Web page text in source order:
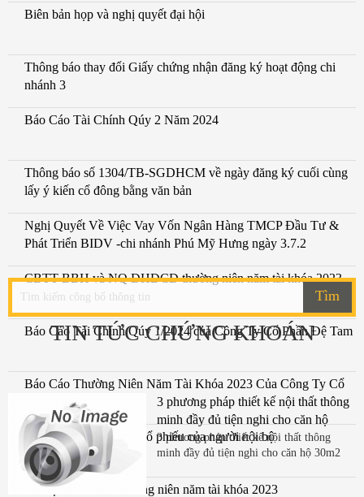
Biên bản họp và nghị quyết đại hội
Thông báo thay đổi Giấy chứng nhận đăng ký hoạt động chi
nhánh 3
Báo Cáo Tài Chính Qúy 2 Năm 2024
Thông báo số 1304/TB-SGDHCM về ngày đăng ký cuối cùng
lấy ý kiến cổ đông bằng văn bản
Nghị Quyết Về Việc Vay Vốn Ngân Hàng TMCP Đầu Tư &
Phát Triển BIDV -chi nhánh Phú Mỹ Hưng ngày 3.7.2
CBTT BBH và NQ ĐHĐCĐ thường niên năm tài khóa 2023
Báo Cáo Tài Chính Qúy 1/2024 của Công Ty Cổ Phần Đệ Tam
Báo Cáo Thường Niên Năm Tài Khóa 2023 Của Công Ty Cổ
Phần Đệ Tam
Báo cáo sau giao dịch cổ phiếu của người nội bộ
Tài liệu ĐHĐCĐ thường niên năm tài khóa 2023
Tìm
TIN TỨC CHỨNG KHOÁN
3 phương pháp thiết kế nội thất thông
minh đầy đủ tiện nghi cho căn hộ
30m2
3 phương pháp thiết kế nội thất thông
minh đầy đủ tiện nghi cho căn hộ 30m2